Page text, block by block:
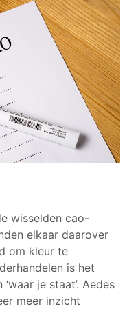
wisselden cao-
elkaar daarover
om kleur te
is het
je staat’. Aedes
meer inzicht